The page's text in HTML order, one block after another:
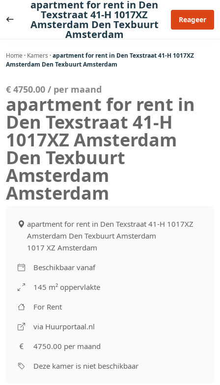
naar
apartment for rent in Den
Texstraat 41-H 1017XZ
Amsterdam Den Texbuurt
Amsterdam
Reageer
Home · Kamers ·apartment for rent in Den Texstraat 41-H 1017XZ
Amsterdam Den Texbuurt Amsterdam
€ 4750.00 / per maand
apartment for rent in
Den Texstraat 41-H
1017XZ Amsterdam
Den Texbuurt
Amsterdam
Amsterdam
apartment for rent in Den Texstraat 41-H 1017XZ
Amsterdam Den Texbuurt Amsterdam
1017 XZ Amsterdam
Beschikbaar vanaf
145 m² oppervlakte
For Rent
via Huurportaal.nl
4750.00 per maand
Deze kamer is niet beschikbaar